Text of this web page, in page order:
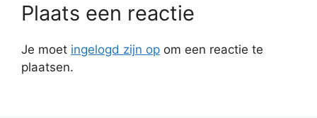
Plaats een reactie
Je moet ingelogd zijn op om een reactie te
plaatsen.